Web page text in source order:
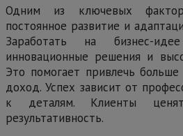
Одним из ключевых
постоянное развитие и
Заработать на бизнес-
инновационные решения и
Это помогает привлечь
доход. Успех зависит от
к деталям. Клиенты
результативность.